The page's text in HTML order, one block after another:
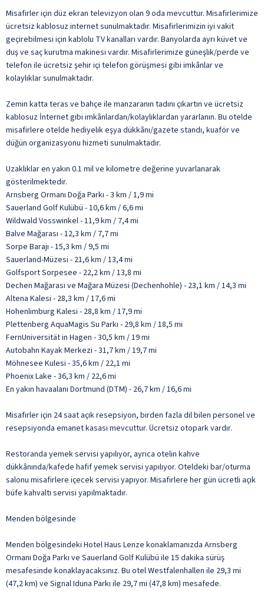
Misafirler için düz ekran televizyon olan 9 oda mevcuttur. Misafirlerimize
ücretsiz kablosuz internet sunulmaktadır. Misafirlerimizin iyi vakit
geçirebilmesi için kablolu TV kanalları vardır. Banyolarda ayrı küvet ve
duş ve saç kurutma makinesi vardır. Misafirlerimize güneşlik/perde ve
telefon ile ücretsiz şehir içi telefon görüşmesi gibi imkânlar ve
kolaylıklar sunulmaktadır.
Zemin katta teras ve bahçe ile manzaranın tadını çıkartın ve ücretsiz
kablosuz İnternet gibi imkânlardan/kolaylıklardan yararlanın. Bu otelde
misafirlere otelde hediyelik eşya dükkânı/gazete standı, kuaför ve
düğün organizasyonu hizmeti sunulmaktadır.
Uzaklıklar en yakın 0.1 mil ve kilometre değerine yuvarlanarak
gösterilmektedir.
Arnsberg Ormanı Doğa Parkı - 3 km / 1,9 mi
Sauerland Golf Kulübü - 10,6 km / 6,6 mi
Wildwald Vosswinkel - 11,9 km / 7,4 mi
Balve Mağarası - 12,3 km / 7,7 mi
Sorpe Barajı - 15,3 km / 9,5 mi
Sauerland-Müzesi - 21,6 km / 13,4 mi
Golfsport Sorpesee - 22,2 km / 13,8 mi
Dechen Mağarası ve Mağara Müzesi (Dechenhohle) - 23,1 km / 14,3 mi
Altena Kalesi - 28,3 km / 17,6 mi
Hohenlimburg Kalesi - 28,8 km / 17,9 mi
Plettenberg AquaMagis Su Parkı - 29,8 km / 18,5 mi
FernUniversität in Hagen - 30,5 km / 19 mi
Autobahn Kayak Merkezi - 31,7 km / 19,7 mi
Möhnesee Kulesi - 35,6 km / 22,1 mi
Phoenix Lake - 36,3 km / 22,6 mi
En yakın havaalanı Dortmund (DTM) - 26,7 km / 16,6 mi
Misafirler için 24 saat açık resepsiyon, birden fazla dil bilen personel ve
resepsiyonda emanet kasası mevcuttur. Ücretsiz otopark vardır.
Restoranda yemek servisi yapılıyor, ayrıca otelin kahve
dükkânında/kafede hafif yemek servisi yapılıyor. Oteldeki bar/oturma
salonu misafirlere içecek servisi yapıyor. Misafirlere her gün ücretli açık
büfe kahvaltı servisi yapılmaktadır.
Menden bölgesinde
Menden bölgesindeki Hotel Haus Lenze konaklamanızda Arnsberg
Ormanı Doğa Parkı ve Sauerland Golf Kulübü ile 15 dakika sürüş
mesafesinde konaklayacaksınız. Bu otel Westfalenhallen ile 29,3 mi
(47,2 km) ve Signal Iduna Parkı ile 29,7 mi (47,8 km) mesafede.